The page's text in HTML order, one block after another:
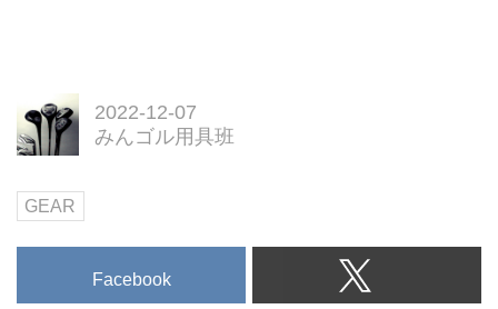
2022-12-07
みんゴル用具班
GEAR
Facebook